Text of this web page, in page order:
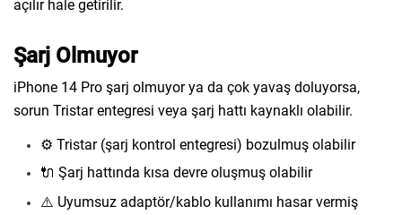
açılır hale getirilir.
Şarj Olmuyor
iPhone 14 Pro şarj olmuyor ya da çok yavaş doluyorsa,
sorun Tristar entegresi veya şarj hattı kaynaklı olabilir.
⚙️ Tristar (şarj kontrol entegresi) bozulmuş olabilir
🔌 Şarj hattında kısa devre oluşmuş olabilir
⚠️ Uyumsuz adaptör/kablo kullanımı hasar vermiş